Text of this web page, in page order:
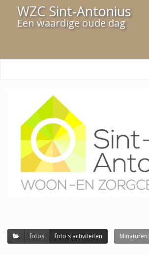
WZC Sint-Antonius
Een waardige oude dag
fotos foto's activiteiten Minaturen: